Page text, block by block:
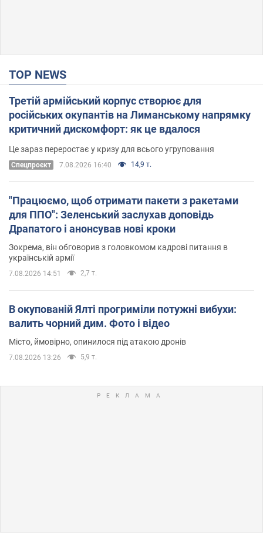
TOP NEWS
Третій армійський корпус створює для
російських окупантів на Лиманському напрямку
критичний дискомфорт: як це вдалося
Це зараз переростає у кризу для всього угруповання
Cпецпроєкт 7.08.2026 16:40 14,9 т.
"Працюємо, щоб отримати пакети з ракетами
для ППО": Зеленський заслухав доповідь
Драпатого і анонсував нові кроки
Зокрема, він обговорив з головкомом кадрові питання в
українській армії
7.08.2026 14:51 2,7 т.
В окупованій Ялті прогриміли потужні вибухи:
валить чорний дим. Фото і відео
Місто, ймовірно, опинилося під атакою дронів
7.08.2026 13:26 5,9 т.